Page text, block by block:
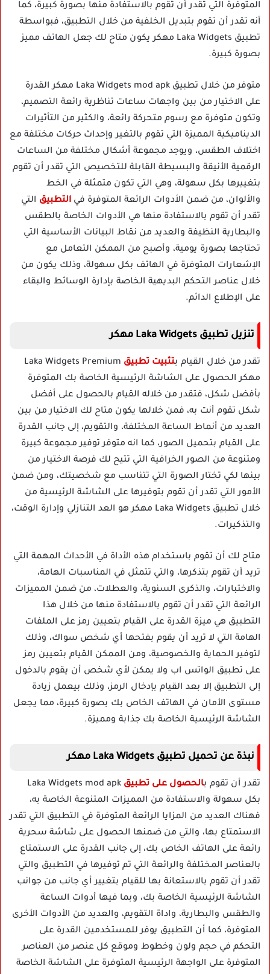
المتوفرة التي تقدر أن تقوم بالاستفادة منها بصورة كبيرة، كما
أنه تقدر أن تقوم بتبديل الخلفية من خلال التطبيق، فبواسطة
تطبيق Laka Widgets مهكر يكون متاح لك جعل الهاتف مميز
بصورة كبيرة.
متوفر من خلال تطبيق Laka Widgets mod apk مهكر القدرة
على الاختيار من بين واجهات ساعات تناظرية رائعة التصميم،
وتكون متوفرة مع رسوم متحركة رائعة، والكثير من التأثيرات
الديناميكية المميزة التي تقوم بالتغير وإحداث حركات مختلفة مع
اختلاف الطقس، ويوجد مجموعة أشكال مختلفة من الساعات
الرقمية الأنيقة والبسيطة القابلة للتخصيص التي تقدر أن تقوم
بتغييرها بكل سهولة، وهي التي تكون متمثلة في الخط
والألوان، من ضمن الأدوات الرائعة المتوفرة في التطبيق التي
تقدر أن تقوم بالاستفادة منها هي الأدوات الخاصة بالطقس
والبطارية النظيفة والعديد من نقاط البيانات الأساسية التي
تحتاجها بصورة يومية، وأصبح من الممكن التعامل مع
الإشعارات المتوفرة في الهاتف بكل سهولة، وذلك يكون من
خلال عناصر التحكم البديهية الخاصة بإدارة الوسائط والبقاء
على الإطلاع الدائم.
تنزيل تطبيق Laka Widgets مهكر
تقدر من خلال القيام بتثبيت تطبيق Laka Widgets Premium
مهكر الحصول على الشاشة الرئيسية الخاصة بك المتوفرة
بأفضل شكل، فتقدر من خلاله القيام بالحصول على أفضل
شكل تقوم أنت به، فمن خلالها يكون متاح لك الاختيار من بين
العديد من أنماط الساعة المختلفة، والتقويم، إلى جانب القدرة
على القيام بتحميل الصور، كما انه متوفر توفير مجموعة كبيرة
ومتنوعة من الصور الخرافية التي تتيح لك فرصة الاختيار من
بينها لكي تختار الصورة التي تتناسب مع شخصيتك، ومن ضمن
الأمور التي تقدر أن تقوم بتوفيرها على الشاشة الرئيسية من
خلال تطبيق Laka Widgets مهكر هو العد التنازلي وإدارة الوقت،
والتذكيرات.
متاح لك أن تقوم باستخدام هذه الأداة في الأحداث المهمة التي
تريد أن تقوم بتذكرها، والتي تتمثل في المناسبات الهامة،
والاختبارات، والذكرى السنوية، والعطلات، من ضمن المميزات
الرائعة التي تقدر أن تقوم بالاستفادة منها من خلال هذا
التطبيق هي ميزة القدرة على القيام بتعيين رمز على الملفات
الهامة التي لا تريد أن يقوم بفتحها أي شخص سواك، وذلك
لتوفير الحماية والخصوصية، ومن الممكن القيام بتعيين رمز
على تطبيق الواتس اب ولا يمكن لأي شخص أن يقوم بالدخول
إلى التطبيق إلا بعد القيام بإدخال الرمز، وذلك بيعمل زيادة
مستوى الأمان في الهاتف الخاص بك بصورة كبيرة، مما يجعل
الشاشة الرئيسية الخاصة بك جذابة ومميزة.
نبذة عن تحميل تطبيق Laka Widgets مهكر
تقدر أن تقوم بالحصول على تطبيق Laka Widgets mod apk
بكل سهولة والاستفادة من المميزات المتنوعة الخاصة به،
فهناك العديد من المزايا الرائعة المتوفرة في التطبيق التي تقدر
الاستمتاع بها، والتي من ضمنها الحصول على شاشة سحرية
رائعة على الهاتف الخاص بك، إلى جانب القدرة على الاستمتاع
بالعناصر المختلفة والرائعة التي تم توفيرها في التطبيق والتي
تقدر أن تقوم بالاستعانة بها للقيام بتغيير أي جانب من جوانب
الشاشة الرئيسية الخاصة بك، وبما فيها أدوات الساعة
والطقس والبطارية، واداة التقويم، والعديد من الأدوات الأخرى
المتوفرة، كما أن التطبيق يوفر للمستخدمين القدرة على
التحكم في حجم ولون وخطوط وموقع كل عنصر من العناصر
المتوفرة على الواجهة الرئيسية المتوفرة على الشاشة الخاصة